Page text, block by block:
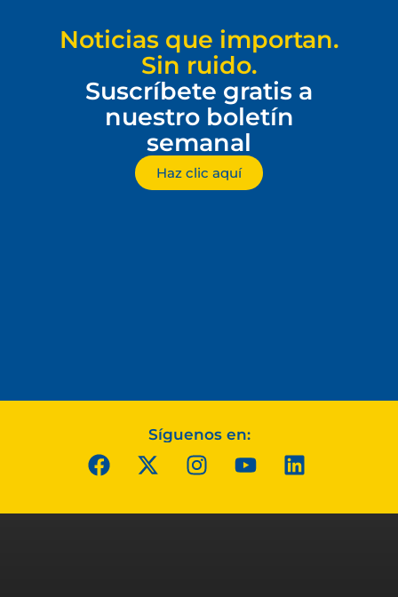
Noticias que importan.
Sin ruido.
Suscríbete gratis a
nuestro boletín
semanal
Haz clic aquí
Síguenos en: